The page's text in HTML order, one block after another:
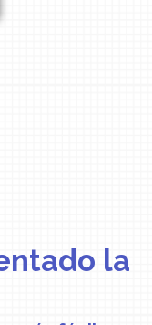
la